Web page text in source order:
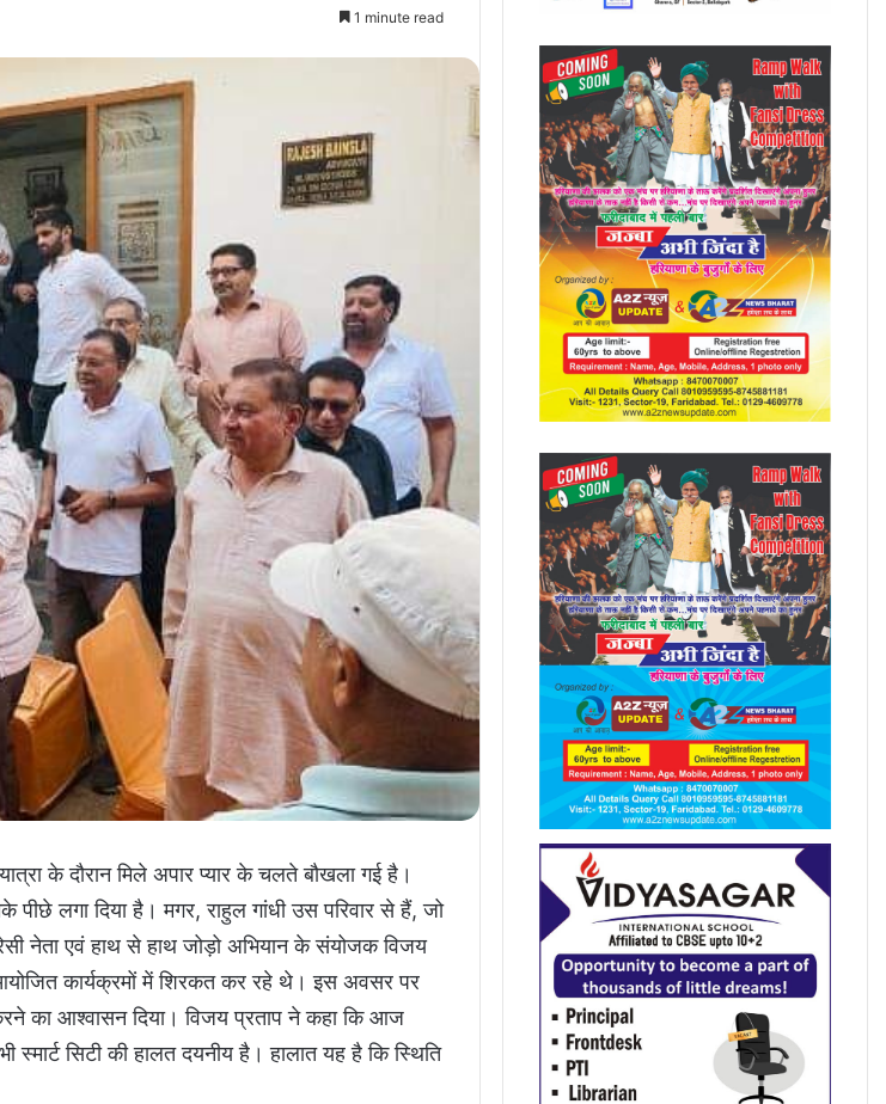
1 minute read
के दौरान मिले अपार प्यार के चलते बौखला गई है।
पीछे लगा दिया है। मगर, राहुल गांधी उस परिवार से हैं, जो
नेता एवं हाथ से हाथ जोड़ो अभियान के संयोजक विजय
कार्यक्रमों में शिरकत कर रहे थे। इस अवसर पर
का आश्वासन दिया। विजय प्रताप ने कहा कि आज
सिटी की हालत दयनीय है। हालात यह है कि स्थिति